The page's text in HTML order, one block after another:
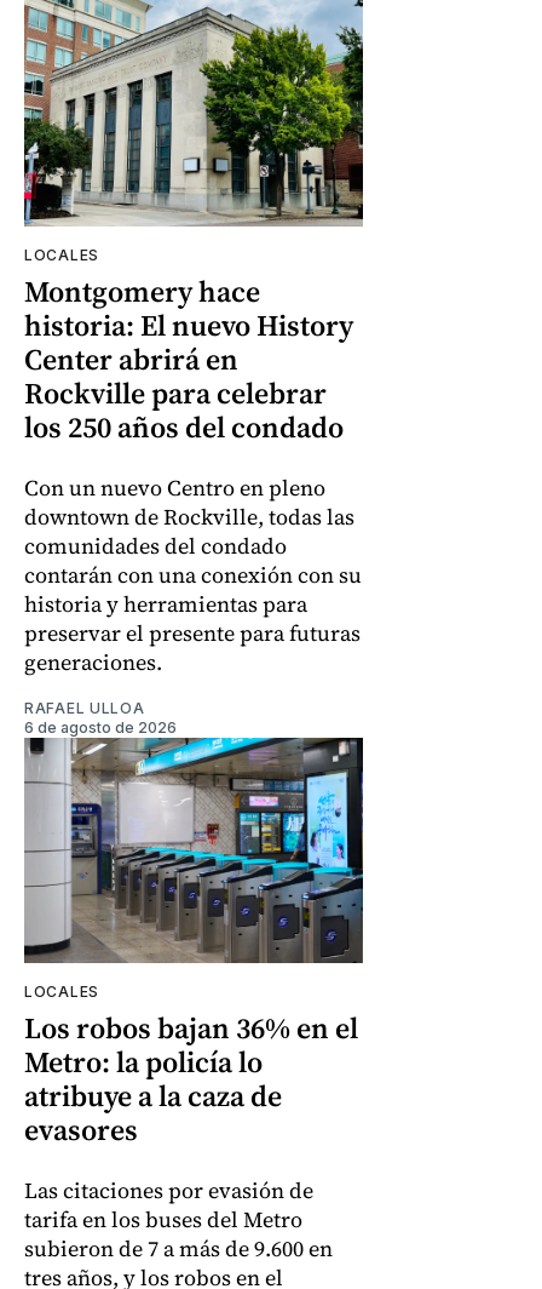
LOCALES
Montgomery hace
historia: El nuevo History
Center abrirá en
Rockville para celebrar
los 250 años del condado
Con un nuevo Centro en pleno
downtown de Rockville, todas las
comunidades del condado
contarán con una conexión con su
historia y herramientas para
preservar el presente para futuras
generaciones.
RAFAEL ULLOA
6 de agosto de 2026
LOCALES
Los robos bajan 36% en el
Metro: la policía lo
atribuye a la caza de
evasores
Las citaciones por evasión de
tarifa en los buses del Metro
subieron de 7 a más de 9.600 en
tres años, y los robos en el